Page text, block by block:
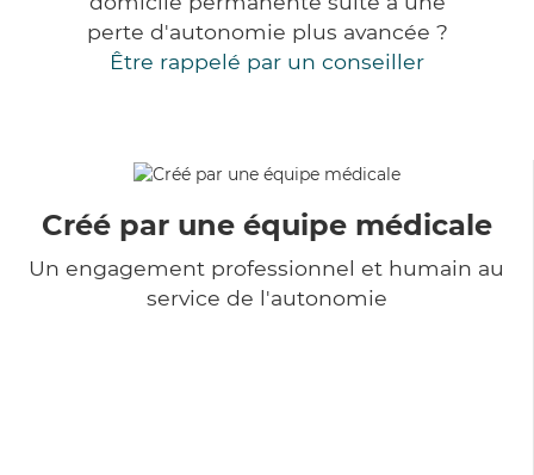
perte d'autonomie plus avancée ?
Être rappelé par un conseiller
Créé par une équipe médicale
Un engagement professionnel et humain au
service de l'autonomie